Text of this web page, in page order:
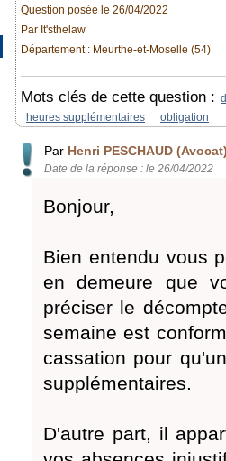
Question posée le 26/04/2022
Par It'sthelaw
Département : Meurthe-et-Moselle (54)
Mots clés de cette question :
heures supplémentaires
obligation
Par Henri PESCHAUD
Date de la réponse : le 26/04/2022
Bonjour,
Bien entendu vous
en demeure que
préciser le
semaine est
cassation pour
supplémentaires.
D'autre part, il